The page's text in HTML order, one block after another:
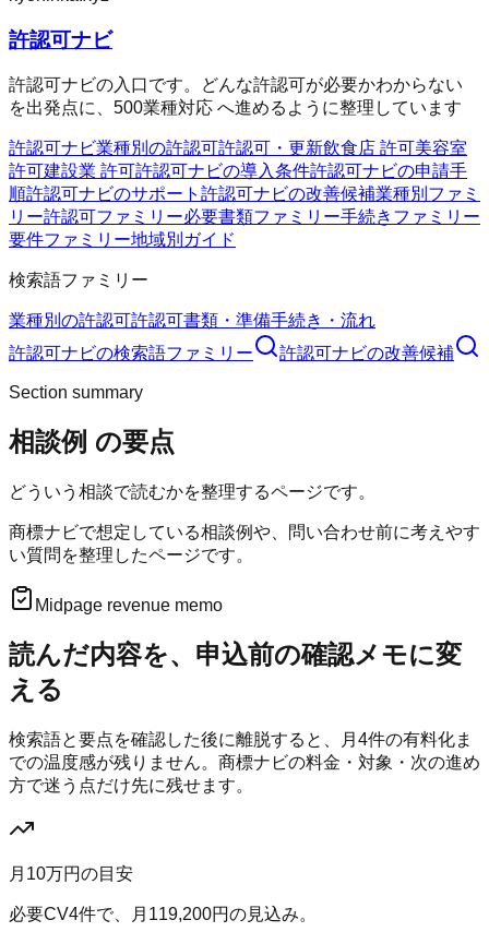
許認可ナビ
許認可ナビの入口です。どんな許認可が必要かわからない
を出発点に、500業種対応 へ進めるように整理しています
許認可ナビ業種別の許認可許認可・更新飲食店 許可美容室
許可建設業 許可許認可ナビの導入条件許認可ナビの申請手
順許認可ナビのサポート 許認可ナビの改善候補業種別ファミ
リー許認可ファミリー必要書類ファミリー手続きファミリー
要件ファミリー地域別ガイド
検索語ファミリー
業種別の許認可許認可書類・準備手続き・流れ
許認可ナビの検索語ファミリー 許認可ナビの改善候補
Section summary
相談例 の要点
どういう相談で読むかを整理するページです。
商標ナビで想定している相談例や、問い合わせ前に考えやす
い質問を整理したページです。
Midpage revenue memo
読んだ内容を、申込前の確認メモに変
える
検索語と要点を確認した後に離脱すると、月 4件の有料化ま
での温度感が残りません。 商標ナビの料金・対象・次の進め
方で迷う点だけ先に残せます。
月10万円の目安
必要CV4件で、月 119,200円の見込み。